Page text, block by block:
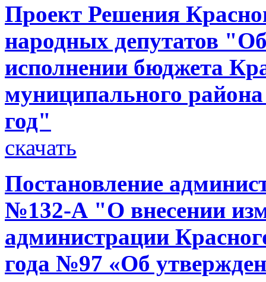
Проект Решения
народных депутатов
исполнении бюджета
муниципального
год"
скачать
Постановление
№132-А "О внесении
администрации
года №97 «Об